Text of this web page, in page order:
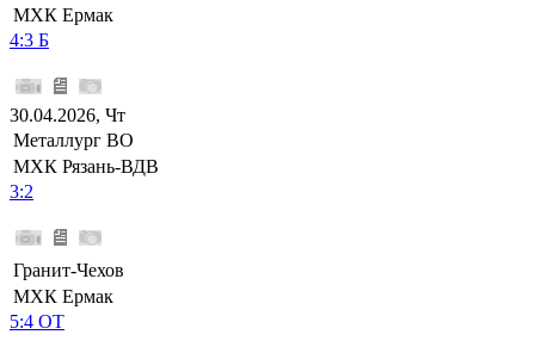
МХК Ермак
4:3 Б
30.04.2026, Чт
Металлург ВО
МХК Рязань-ВДВ
3:2
Гранит-Чехов
МХК Ермак
5:4 ОТ